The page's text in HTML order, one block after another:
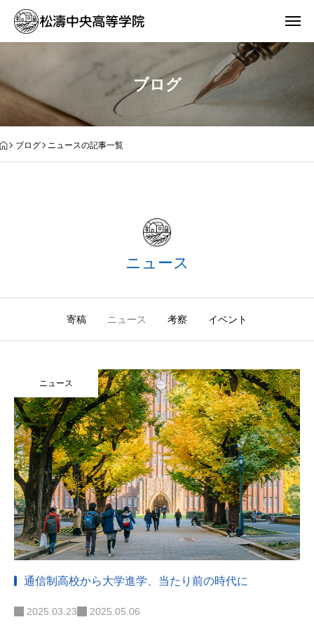
ブログ
ブログ ニュースの記事一覧
ニュース
寄稿 ニュース 考察 イベント
ニュース
通信制高校から大学進学、当たり前の時代に
2025.03.23 2025.05.06